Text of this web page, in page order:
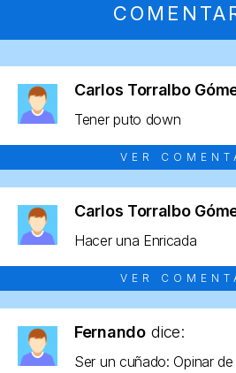
Carlos Torralbo
Tener puto down
VER
Carlos Torralbo
Hacer una Enricada
VER
Fernando dice:
Ser un cuñado: Opinar